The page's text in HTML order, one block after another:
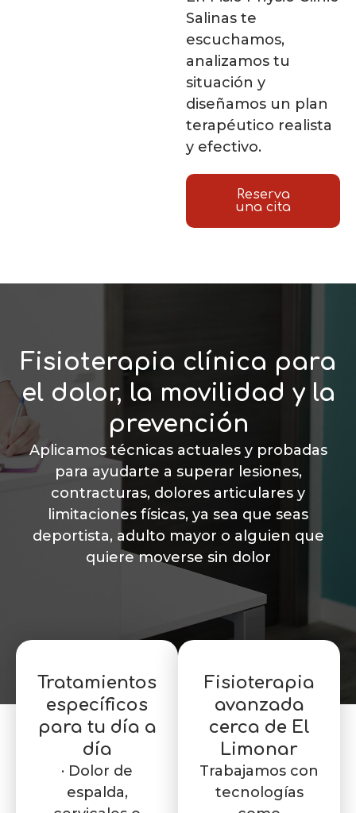
Salinas te
escuchamos,
analizamos tu
situación y
diseñamos un plan
terapéutico realista
y efectivo.
Reserva
una cita
Fisioterapia clínica para
el dolor, la movilidad y la
prevención
Aplicamos técnicas actuales y probadas
para ayudarte a superar lesiones,
contracturas, dolores articulares y
limitaciones físicas, ya sea que seas
deportista, adulto mayor o alguien que
quiere moverse sin dolor
Tratamientos
específicos
para tu día a
día
· Dolor de
espalda,
Fisioterapia
avanzada
cerca de El
Limonar
Trabajamos con
tecnologías